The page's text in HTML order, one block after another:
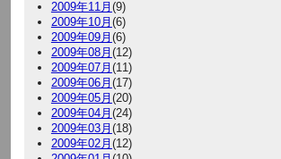
2009年11月 (9)
2009年10月 (6)
2009年09月 (6)
2009年08月 (12)
2009年07月 (11)
2009年06月 (17)
2009年05月 (20)
2009年04月 (24)
2009年03月 (18)
2009年02月 (12)